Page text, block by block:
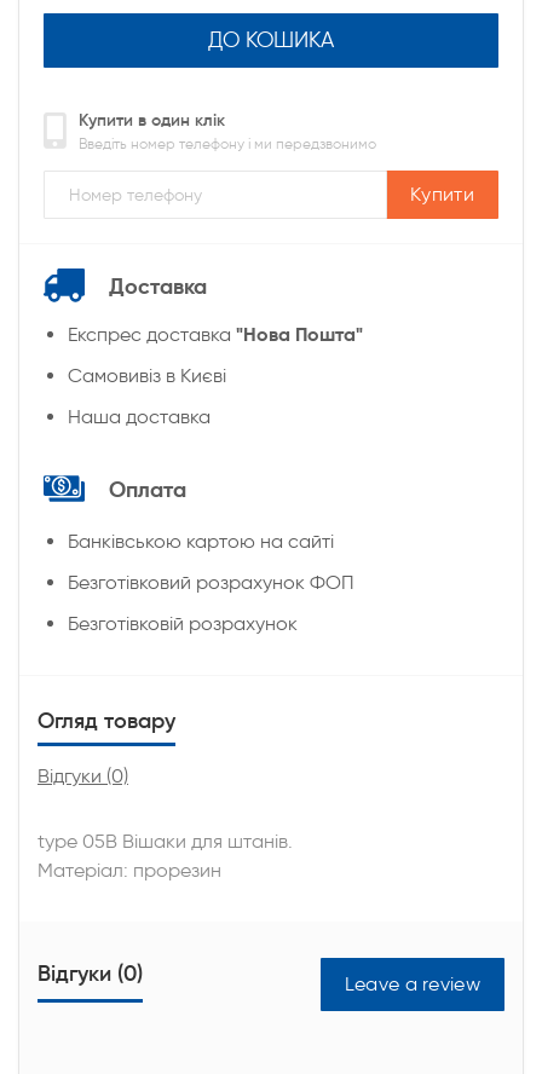
ДО КОШИКА
Купити в один клік
Введіть номер телефону і ми передзвонимо
Купити
Доставка
Експрес доставка "Нова Пошта"
Cамовивіз в Києві
Наша доставка
Оплата
Банківською картою на сайті
Безготівковий розрахунок ФОП
Безготівковій розрахунок
Огляд товару
Відгуки (0)
type 05B Вішаки для штанів.
Матеріал: прорезин
Відгуки (0) Leave a review